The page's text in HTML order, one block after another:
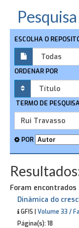
ESCOLHA O
ORDENAR POR
TERMO DE
POR
Foram encontrados
Dinâmica do
GFIS | Volume 33 /
Página(s):18